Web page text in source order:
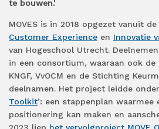
te bouwen.'
MOVES is in 2018 opgezet vanuit
Customer Experience en Innovatie
van Hogeschool Utrecht.
in een consortium, waaraan ook de
KNGF, VvOCM en de Stichting
deelnamen. Het project leidde
Toolkit’: een stappenplan
positionering kan maken en